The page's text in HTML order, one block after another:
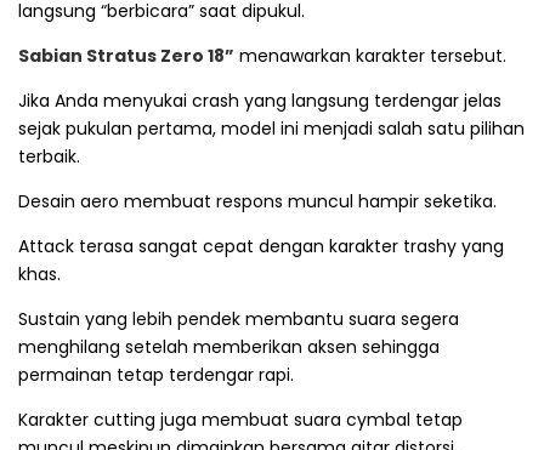
langsung “berbicara” saat dipukul.
Sabian Stratus Zero 18” menawarkan karakter tersebut.
Jika Anda menyukai crash yang langsung terdengar jelas
sejak pukulan pertama, model ini menjadi salah satu pilihan
terbaik.
Desain aero membuat respons muncul hampir seketika.
Attack terasa sangat cepat dengan karakter trashy yang
khas.
Sustain yang lebih pendek membantu suara segera
menghilang setelah memberikan aksen sehingga
permainan tetap terdengar rapi.
Karakter cutting juga membuat suara cymbal tetap